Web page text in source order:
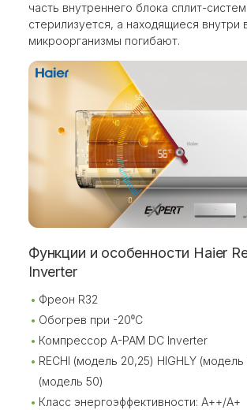
часть внутреннего блока сплит-
стерилизуется, а находящиеся внутри
микроорганизмы погибают.
Функции и особенности Haier
Inverter
Фреон R32
Обогрев при -20⁰С
Компрессор A-PAM DC Inverter
RECHI (модель 20,25) HIGHLY
(модель 50)
Класс энергоэффективности: А++/А+